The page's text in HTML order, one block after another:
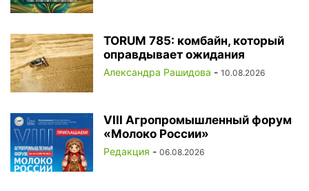
TORUM 785: комбайн, который
оправдывает ожидания
Александра Рашидова - 10.08.2026
VIII Агропромышленный форум
«Молоко России»
Редакция - 06.08.2026